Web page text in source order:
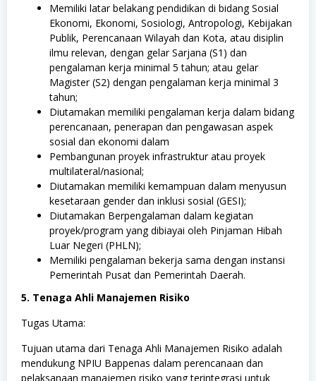
Memiliki latar belakang pendidikan di bidang Sosial
Ekonomi, Ekonomi, Sosiologi, Antropologi, Kebijakan
Publik, Perencanaan Wilayah dan Kota, atau disiplin
ilmu relevan, dengan gelar Sarjana (S1) dan
pengalaman kerja minimal 5 tahun; atau gelar
Magister (S2) dengan pengalaman kerja minimal 3
tahun;
Diutamakan memiliki pengalaman kerja dalam bidang
perencanaan, penerapan dan pengawasan aspek
sosial dan ekonomi dalam
Pembangunan proyek infrastruktur atau proyek
multilateral/nasional;
Diutamakan memiliki kemampuan dalam menyusun
kesetaraan gender dan inklusi sosial (GESI);
Diutamakan Berpengalaman dalam kegiatan
proyek/program yang dibiayai oleh Pinjaman Hibah
Luar Negeri (PHLN);
Memiliki pengalaman bekerja sama dengan instansi
Pemerintah Pusat dan Pemerintah Daerah.
5. Tenaga Ahli Manajemen Risiko
Tugas Utama:
Tujuan utama dari Tenaga Ahli Manajemen Risiko adalah
mendukung NPIU Bappenas dalam perencanaan dan
pelaksanaan manajemen risiko yang terintegrasi untuk